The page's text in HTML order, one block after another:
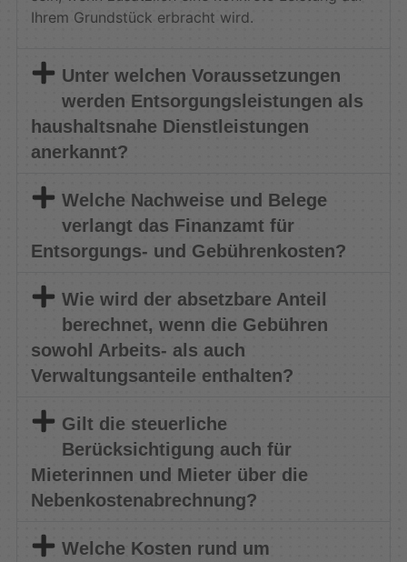
Ihrem Grundstück erbracht wird.
Unter welchen Voraussetzungen
werden Entsorgungsleistungen als
haushaltsnahe Dienstleistungen
anerkannt?
Welche Nachweise und Belege
verlangt das Finanzamt für
Entsorgungs- und Gebührenkosten?
Wie wird der absetzbare Anteil
berechnet, wenn die Gebühren
sowohl Arbeits- als auch
Verwaltungsanteile enthalten?
Gilt die steuerliche
Berücksichtigung auch für
Mieterinnen und Mieter über die
Nebenkostenabrechnung?
Welche Kosten rund um